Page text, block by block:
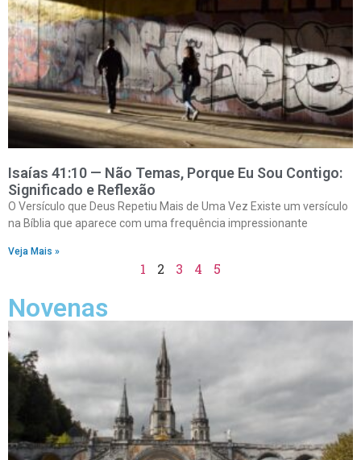
Isaías 41:10 — Não Temas, Porque Eu Sou Contigo:
Significado e Reflexão
O Versículo que Deus Repetiu Mais de Uma Vez Existe um versículo
na Bíblia que aparece com uma frequência impressionante
Veja Mais »
1 2 3 4 5
Novenas